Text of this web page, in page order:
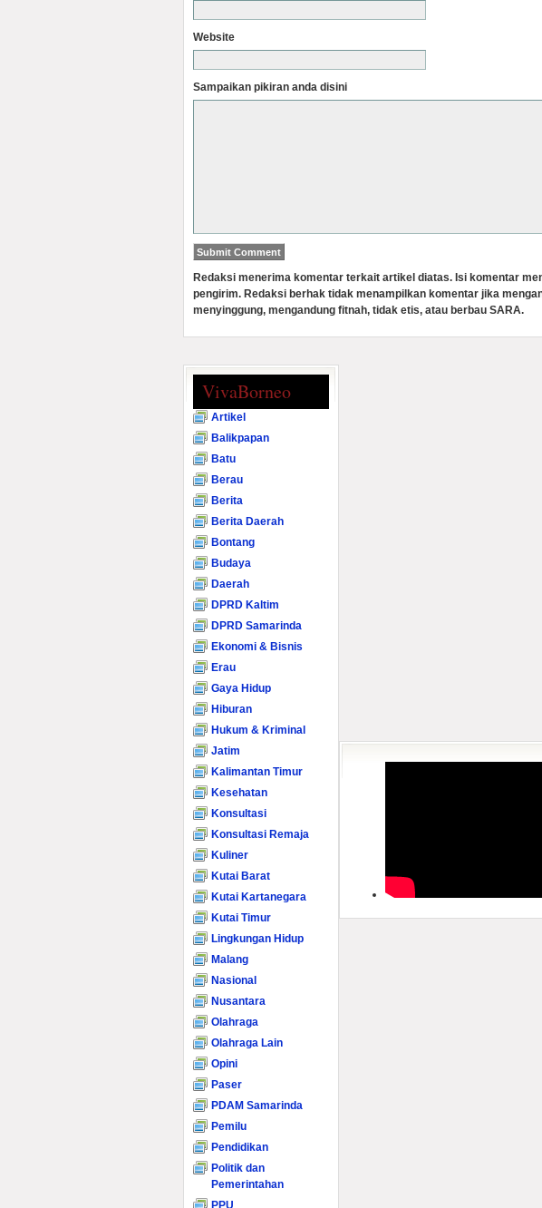
Website
Sampaikan pikiran anda disini
Redaksi menerima komentar terkait artikel diatas. Isi komentar
pengirim. Redaksi berhak tidak menampilkan komentar jika
menyinggung, mengandung fitnah, tidak etis, atau berbau SARA.
VivaBorneo
Artikel
Balikpapan
Batu
Berau
Berita
Berita Daerah
Bontang
Budaya
Daerah
DPRD Kaltim
DPRD Samarinda
Ekonomi & Bisnis
Erau
Gaya Hidup
Hiburan
Hukum & Kriminal
Jatim
Kalimantan Timur
Kesehatan
Konsultasi
Konsultasi Remaja
Kuliner
Kutai Barat
Kutai Kartanegara
Kutai Timur
Lingkungan Hidup
Malang
Nasional
Nusantara
Olahraga
Olahraga Lain
Opini
Paser
PDAM Samarinda
Pemilu
Pendidikan
Politik dan
Pemerintahan
PPU